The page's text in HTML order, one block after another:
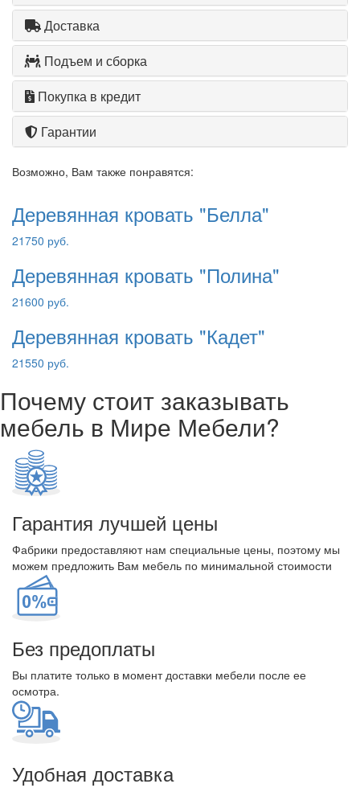
Доставка
Подъем и сборка
Покупка в кредит
Гарантии
Возможно, Вам также понравятся:
Деревянная кровать "Белла"
21750 руб.
Деревянная кровать "Полина"
21600 руб.
Деревянная кровать "Кадет"
21550 руб.
Почему стоит заказывать
мебель в Мире Мебели?
Гарантия лучшей цены
Фабрики предоставляют нам специальные цены, поэтому мы
можем предложить Вам мебель по минимальной стоимости
Без предоплаты
Вы платите только в момент доставки мебели после ее
осмотра.
Удобная доставка